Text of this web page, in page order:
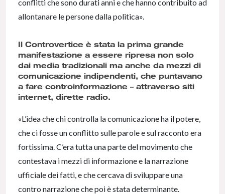
conflitti che sono durati anni e che hanno contribuito ad
allontanare le persone dalla politica».
Il Controvertice è stata la prima grande
manifestazione a essere ripresa non solo
dai media tradizionali ma anche da mezzi di
comunicazione indipendenti, che puntavano
a fare controinformazione – attraverso siti
internet, dirette radio.
«L’idea che chi controlla la comunicazione ha il potere,
che ci fosse un conflitto sulle parole e sul racconto era
fortissima. C’era tutta una parte del movimento che
contestava i mezzi di informazione e la narrazione
ufficiale dei fatti, e che cercava di sviluppare una
contro narrazione che poi è stata determinante.